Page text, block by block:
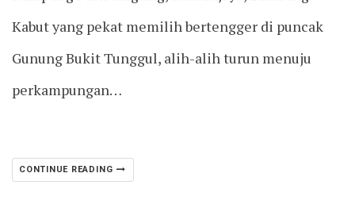
Kabut yang pekat memilih bertengger di puncak
Gunung Bukit Tunggul, alih-alih turun menuju
perkampungan…
CONTINUE READING